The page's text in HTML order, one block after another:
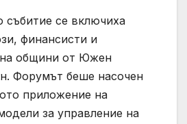
събитие се включиха
финансисти и
на общини от Южен
Форумът беше насочен
приложение на
за управление на